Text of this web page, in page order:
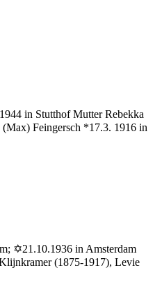
in Stutthof Mutter Rebekka
Feingersch *17.3. 1916 in
✡21.10.1936 in Amsterdam
(1875-1917), Levie